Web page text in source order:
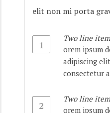
elit non mi porta
1
Two line item
orem ipsum
adipiscing
consectetur
2
Two line item
orem ipsum